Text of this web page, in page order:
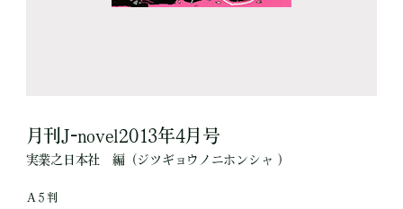
月刊J-novel2013年4月号
実業之日本社 編（ジツギョウノニホンシャ ）
Ａ５判